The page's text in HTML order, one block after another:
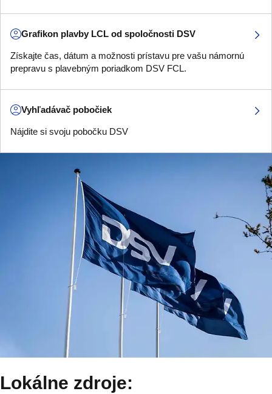
Grafikon plavby LCL od spoločnosti DSV
Získajte čas, dátum a možnosti prístavu pre vašu námornú
prepravu s plavebným poriadkom DSV FCL.
Vyhľadávač pobočiek
Nájdite si svoju pobočku DSV
Lokálne zdroje: